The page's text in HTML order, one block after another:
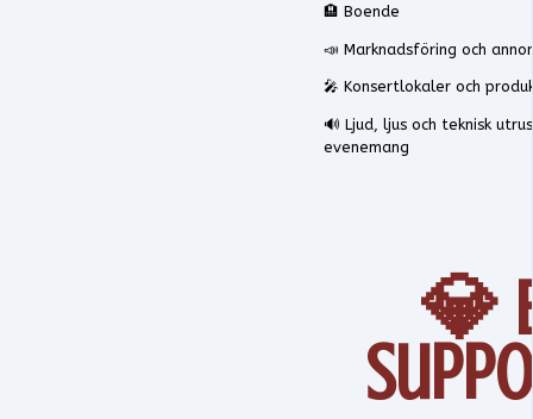
🏨 Boende
📣 Marknadsföring och
🎤 Konsertlokaler och
🔊 Ljud, ljus och teknisk
evenemang
💎